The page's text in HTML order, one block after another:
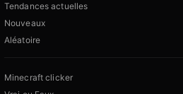
Tendances actuelles
Nouveaux
Aléatoire
Minecraft clicker